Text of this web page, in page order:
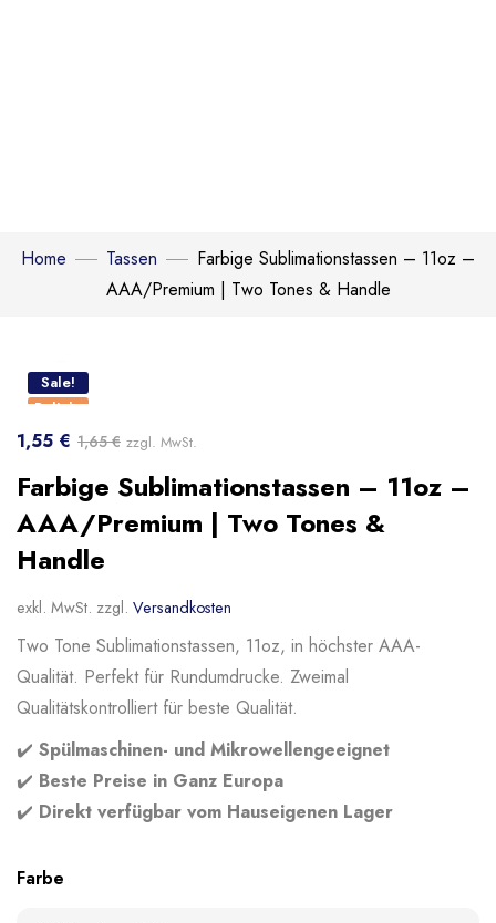
Home Tassen
Farbige Sublimationstassen – 11oz –
AAA/Premium | Two Tones & Handle
Sale!
Beliebt
1,55 € 1,65€ zzgl. MwSt.
Farbige Sublimationstassen – 11oz –
AAA/Premium | Two Tones &
Handle
exkl. MwSt. zzgl. Versandkosten
Two Tone Sublimationstassen, 11oz, in höchster AAA-
Qualität. Perfekt für Rundumdrucke. Zweimal
Qualitätskontrolliert für beste Qualität.
✔️ Spülmaschinen- und Mikrowellengeeignet
✔️ Beste Preise in Ganz Europa
✔️ Direkt verfügbar vom Hauseigenen Lager
Farbe